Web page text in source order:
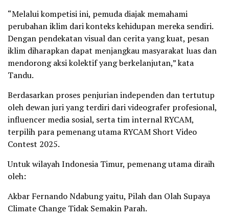
“Melalui kompetisi ini, pemuda diajak memahami
perubahan iklim dari konteks kehidupan mereka sendiri.
Dengan pendekatan visual dan cerita yang kuat, pesan
iklim diharapkan dapat menjangkau masyarakat luas dan
mendorong aksi kolektif yang berkelanjutan,” kata
Tandu.
Berdasarkan proses penjurian independen dan tertutup
oleh dewan juri yang terdiri dari videografer profesional,
influencer media sosial, serta tim internal RYCAM,
terpilih para pemenang utama RYCAM Short Video
Contest 2025.
Untuk wilayah Indonesia Timur, pemenang utama diraih
oleh:
Akbar Fernando Ndabung yaitu, Pilah dan Olah Supaya
Climate Change Tidak Semakin Parah.